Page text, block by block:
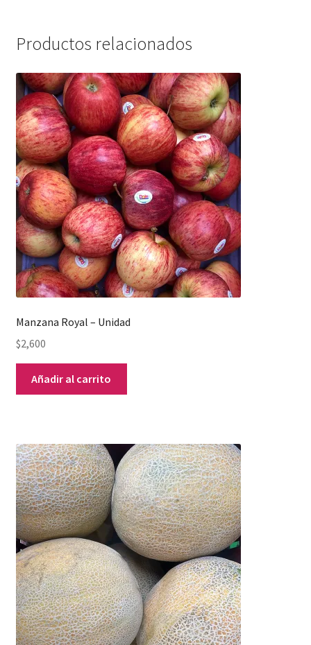
Productos relacionados
Manzana Royal – Unidad
$2,600
Añadir al carrito